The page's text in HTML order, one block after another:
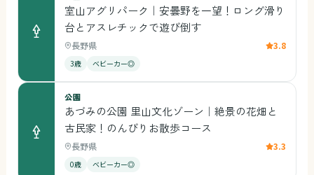
室山アグリパーク｜安曇野を一望！ロング滑り
台とアスレチックで遊び倒す
長野県 3.8
3歳 ベビーカー◎
公園
あづみの公園 里山文化ゾーン｜絶景の花畑と
古民家！のんびりお散歩コース
長野県 3.3
0歳 ベビーカー◎